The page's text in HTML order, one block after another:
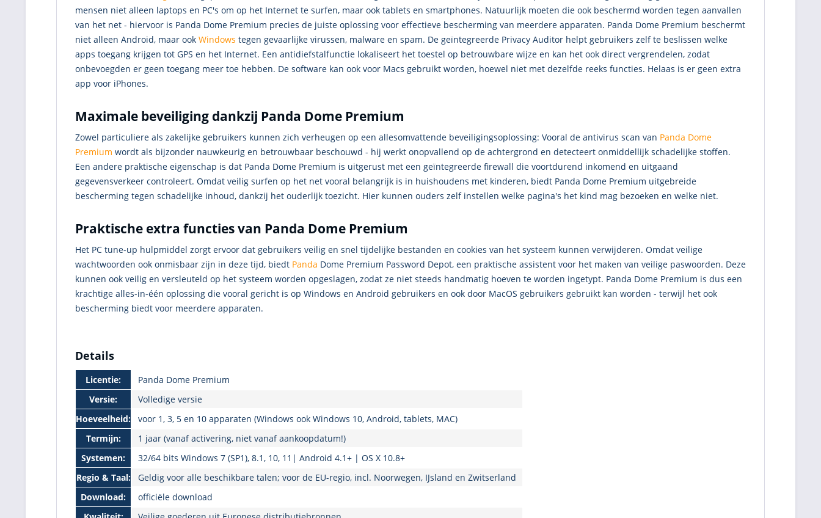
mensen niet alleen laptops en PC's om op het Internet te surfen, maar ook tablets en smartphones. Natuurlijk moeten die ook beschermd worden tegen aanvallen
van het net - hiervoor is Panda Dome Premium precies de juiste oplossing voor effectieve bescherming van meerdere apparaten. Panda Dome Premium beschermt
niet alleen Android, maar ook Windows tegen gevaarlijke virussen, malware en spam. De geïntegreerde Privacy Auditor helpt gebruikers zelf te beslissen welke
apps toegang krijgen tot GPS en het Internet. Een antidiefstalfunctie lokaliseert het toestel op betrouwbare wijze en kan het ook direct vergrendelen, zodat
onbevoegden er geen toegang meer toe hebben. De software kan ook voor Macs gebruikt worden, hoewel niet met dezelfde reeks functies. Helaas is er geen extra
app voor iPhones.
Maximale beveiliging dankzij Panda Dome Premium
Zowel particuliere als zakelijke gebruikers kunnen zich verheugen op een allesomvattende beveiligingsoplossing: Vooral de antivirus scan van Panda Dome
Premium wordt als bijzonder nauwkeurig en betrouwbaar beschouwd - hij werkt onopvallend op de achtergrond en detecteert onmiddellijk schadelijke stoffen.
Een andere praktische eigenschap is dat Panda Dome Premium is uitgerust met een geïntegreerde firewall die voortdurend inkomend en uitgaand
gegevensverkeer controleert. Omdat veilig surfen op het net vooral belangrijk is in huishoudens met kinderen, biedt Panda Dome Premium uitgebreide
bescherming tegen schadelijke inhoud, dankzij het ouderlijk toezicht. Hier kunnen ouders zelf instellen welke pagina's het kind mag bezoeken en welke niet.
Praktische extra functies van Panda Dome Premium
Het PC tune-up hulpmiddel zorgt ervoor dat gebruikers veilig en snel tijdelijke bestanden en cookies van het systeem kunnen verwijderen. Omdat veilige
wachtwoorden ook onmisbaar zijn in deze tijd, biedt Panda Dome Premium Password Depot, een praktische assistent voor het maken van veilige paswoorden. Deze
kunnen ook veilig en versleuteld op het systeem worden opgeslagen, zodat ze niet steeds handmatig hoeven te worden ingetypt. Panda Dome Premium is dus een
krachtige alles-in-één oplossing die vooral gericht is op Windows en Android gebruikers en ook door MacOS gebruikers gebruikt kan worden - terwijl het ook
bescherming biedt voor meerdere apparaten.
Details
Licentie:
Panda Dome Premium
Versie:
Volledige versie
Hoeveelheid:
voor 1, 3, 5 en 10 apparaten (Windows ook Windows 10, Android, tablets, MAC)
Termijn:
1 jaar (vanaf activering, niet vanaf aankoopdatum!)
Systemen:
32/64 bits Windows 7 (SP1), 8.1, 10, 11| Android 4.1+ | OS X 10.8+
Regio & Taal:
Geldig voor alle beschikbare talen; voor de EU-regio, incl. Noorwegen, IJsland en Zwitserland
Download:
officiële download